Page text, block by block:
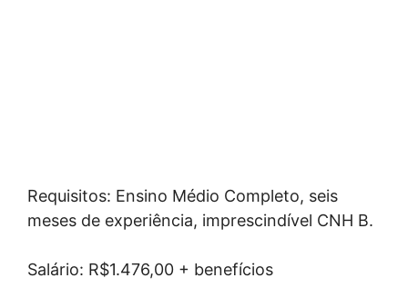
Requisitos: Ensino Médio Completo, seis
meses de experiência, imprescindível CNH B.
Salário: R$1.476,00 + benefícios